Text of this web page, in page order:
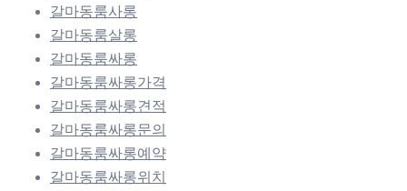
갈마동룸사롱
갈마동룸살롱
갈마동룸싸롱
갈마동룸싸롱가격
갈마동룸싸롱견적
갈마동룸싸롱문의
갈마동룸싸롱예약
갈마동룸싸롱위치